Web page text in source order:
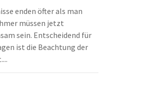
enden öfter als man
müssen jetzt
sein. Entscheidend für
ist die Beachtung der